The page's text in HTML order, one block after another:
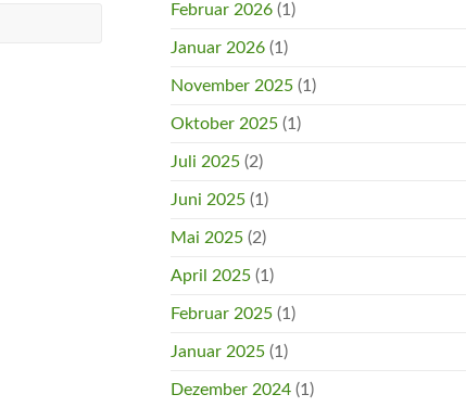
Februar 2026 (1)
Januar 2026 (1)
November 2025 (1)
Oktober 2025 (1)
Juli 2025 (2)
Juni 2025 (1)
Mai 2025 (2)
April 2025 (1)
Februar 2025 (1)
Januar 2025 (1)
Dezember 2024 (1)